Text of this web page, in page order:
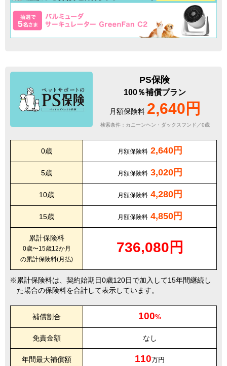
PS保険
100％補償プラン
月額保険料 2,640円
検索条件：カニーンヘン・ダックスフンド／0歳
0歳 月額保険料 2,640円
5歳 月額保険料 3,020円
10歳 月額保険料 4,280円
15歳 月額保険料 4,850円
累計保険料
0歳〜15歳12か月
の累計保険料(月払)
736,080円
累計保険料は、契約始期日0歳120日で加入して15年間継続し
た場合の保険料を合計して表示しています。
補償割合 100%
免責金額 なし
年間最大補償額 110万円